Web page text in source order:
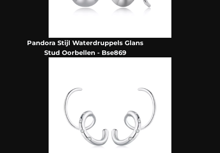
Pandora Stijl Waterdruppels Glans
Stud Oorbellen - Bse869